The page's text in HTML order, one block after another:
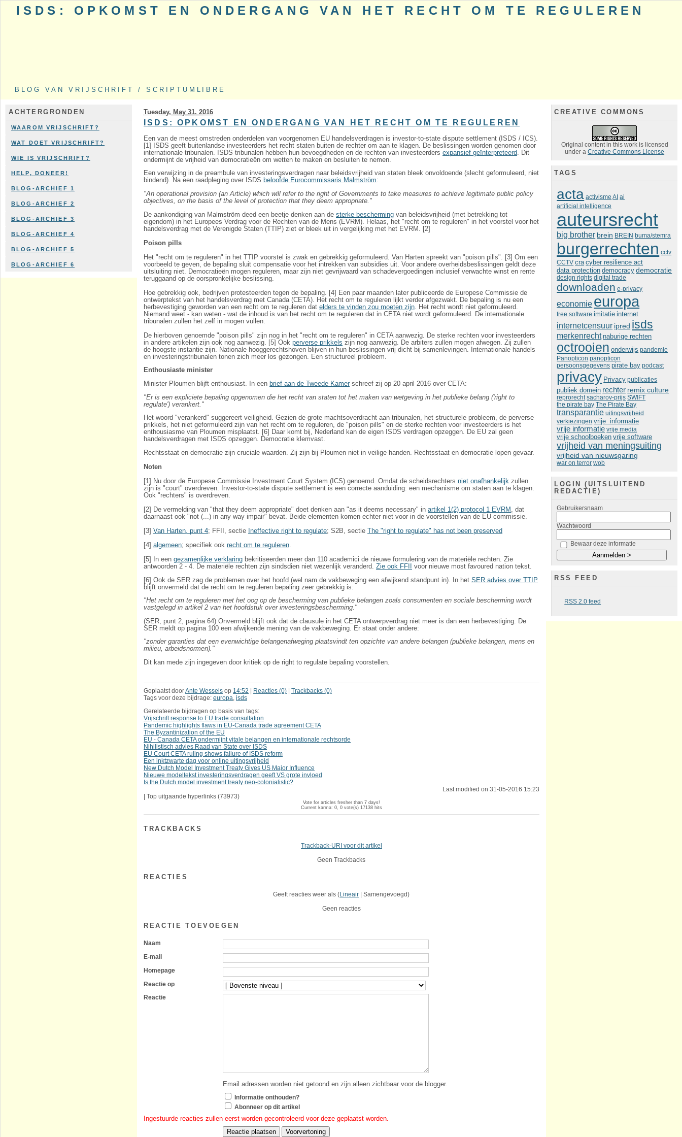
ISDS: OPKOMST EN ONDERGANG VAN HET RECHT OM TE REGULEREN
BLOG VAN VRIJSCHRIFT / SCRIPTUMLIBRE
ACHTERGRONDEN
WAAROM VRIJSCHRIFT?
WAT DOET VRIJSCHRIFT?
WIE IS VRIJSCHRIFT?
HELP, DONEER!
BLOG-ARCHIEF 1
BLOG-ARCHIEF 2
BLOG-ARCHIEF 3
BLOG-ARCHIEF 4
BLOG-ARCHIEF 5
BLOG-ARCHIEF 6
Tuesday, May 31. 2016
ISDS: OPKOMST EN ONDERGANG VAN HET RECHT OM TE REGULEREN
Een van de meest omstreden onderdelen van voorgenomen EU handelsverdragen is investor-to-state dispute settlement (ISDS / ICS).
[1] ISDS geeft buitenlandse investeerders het recht staten buiten de rechter om aan te klagen. De beslissingen worden genomen door
internationale tribunalen. ISDS tribunalen hebben hun bevoegdheden en de rechten van investeerdersexpansief geïnterpreteerd . Dit
ondermijnt de vrijheid van democratieën om wetten te maken en besluiten te nemen.
Een verwijzing in de preambule van investeringsverdragen naar beleidsvrijheid van staten bleek onvoldoende (slecht geformuleerd, niet
bindend). Na een raadpleging over ISDS beloofde Eurocommissaris Malmström:
"An operational provision (an Article) which will refer to the right of Governments to take measures to achieve legitimate public policy
objectives, on the basis of the level of protection that they deem appropriate."
De aankondiging van Malmström deed een beetje denken aan desterke bescherming van beleidsvrijheid (met betrekking tot
eigendom) in het Europees Verdrag voor de Rechten van de Mens (EVRM). Helaas, het "recht om te reguleren" in het voorstel voor het
handelsverdrag met de Verenigde Staten (TTIP) ziet er bleek uit in vergelijking met het EVRM. [2]
Poison pills
Het "recht om te reguleren" in het TTIP voorstel is zwak en gebrekkig geformuleerd. Van Harten spreekt van "poison pills". [3] Om een
voorbeeld te geven, de bepaling sluit compensatie voor het intrekken van subsidies uit. Voor andere overheidsbeslissingen geldt deze
uitsluiting niet. Democratieën mogen reguleren, maar zijn niet gevrijwaard van schadevergoedingen inclusief verwachte winst en rente
teruggaand op de oorspronkelijke beslissing.
Hoe gebrekkig ook, bedrijven protesteerden tegen de bepaling. [4] Een paar maanden later publiceerde de Europese Commissie de
ontwerptekst van het handelsverdrag met Canada (CETA). Het recht om te reguleren lijkt verder afgezwakt. De bepaling is nu een
herbevestiging geworden van een recht om te reguleren datelders te vinden zou moeten zijn . Het recht wordt niet geformuleerd.
Niemand weet - kan weten - wat de inhoud is van het recht om te reguleren dat in CETA niet wordt geformuleerd. De internationale
tribunalen zullen het zelf in mogen vullen.
De hierboven genoemde "poison pills" zijn nog in het "recht om te reguleren" in CETA aanwezig. De sterke rechten voor investeerders
in andere artikelen zijn ook nog aanwezig. [5] Ookperverse prikkels zijn nog aanwezig. De arbiters zullen mogen afwegen. Zij zullen
de hoogste instantie zijn. Nationale hooggerechtshoven blijven in hun beslissingen vrij dicht bij samenlevingen. Internationale handels
en investeringstribunalen tonen zich meer los gezongen. Een structureel probleem.
Enthousiaste minister
Minister Ploumen blijft enthousiast. In een brief aan de Tweede Kamer schreef zij op 20 april 2016 over CETA:
"Er is een expliciete bepaling opgenomen die het recht van staten tot het maken van wetgeving in het publieke belang ('right to
regulate') verankert."
Het woord "verankerd" suggereert veiligheid. Gezien de grote machtsoverdracht aan tribunalen, het structurele probleem, de perverse
prikkels, het niet geformuleerd zijn van het recht om te reguleren, de "poison pills" en de sterke rechten voor investeerders is het
enthousiasme van Ploumen misplaatst. [6] Daar komt bij, Nederland kan de eigen ISDS verdragen opzeggen. De EU zal geen
handelsverdragen met ISDS opzeggen. Democratie klemvast.
Rechtsstaat en democratie zijn cruciale waarden. Zij zijn bij Ploumen niet in veilige handen. Rechtsstaat en democratie lopen gevaar.
Noten
[1] Nu door de Europese Commissie Investment Court System (ICS) genoemd. Omdat de scheidsrechtersniet onafhankelijk zullen
zijn is "court" overdreven. Investor-to-state dispute settlement is een correcte aanduiding: een mechanisme om staten aan te klagen.
Ook "rechters" is overdreven.
[2] De vermelding van "that they deem appropriate" doet denken aan "as it deems necessary" inartikel 1(2) protocol 1 EVRM , dat
daarnaast ook "not (...) in any way impair" bevat. Beide elementen komen echter niet voor in de voorstellen van de EU commissie.
[3]Van Harten, punt 4; FFII, sectie Ineffective right to regulate; S2B, sectieThe "right to regulate" has not been preserved
[4]algemeen; specifiek ookrecht om te reguleren.
[5] In eengezamenlijke verklaring bekritiseerden meer dan 110 academici de nieuwe formulering van de materiële rechten. Zie
antwoorden 2 - 4. De materiële rechten zijn sindsdien niet wezenlijk veranderd.Zie ook FFII
voor nieuwe most favoured nation tekst.
[6] Ook de SER zag de problemen over het hoofd (wel nam de vakbeweging een afwijkend standpunt in). In hetSER advies over TTIP
blijft onvermeld dat de recht om te reguleren bepaling zeer gebrekkig is:
"Het recht om te reguleren met het oog op de bescherming van publieke belangen zoals consumenten en sociale bescherming wordt
vastgelegd in artikel 2 van het hoofdstuk over investeringsbescherming."
(SER, punt 2, pagina 64) Onvermeld blijft ook dat de clausule in het CETA ontwerpverdrag niet meer is dan een herbevestiging. De
SER meldt op pagina 100 een afwijkende mening van de vakbeweging. Er staat onder andere:
"zonder garanties dat een evenwichtige belangenafweging plaatsvindt ten opzichte van andere belangen (publieke belangen, mens en
milieu, arbeidsnormen)."
Dit kan mede zijn ingegeven door kritiek op de right to regulate bepaling voorstellen.
Geplaatst doorAnte Wessels op 14:52 | Reacties (0) |Trackbacks (0)
Tags voor deze bijdrage:europa ,isds
Gerelateerde bijdragen op basis van tags:
Vrijschrift response to EU trade consultation
Pandemic highlights flaws in EU-Canada trade agreement CETA
The Byzantinization of the EU
EU - Canada CETA ondermijnt vitale belangen en internationale rechtsorde
Nihilistisch advies Raad van State over ISDS
EU Court CETA ruling shows failure of ISDS reform
Een inktzwarte dag voor online uitingsvrijheid
New Dutch Model Investment Treaty Gives US Major Influence
Nieuwe modeltekst investeringsverdragen geeft VS grote invloed
Is the Dutch model investment treaty neo-colonialistic?
Last modified on 31-05-2016 15:23
| Top uitgaande hyperlinks (73973)
Vote for articles fresher than 7 days!
Current karma: 0, 0 vote(s)17138 hits
TRACKBACKS
Trackback-URI voor dit artikel
Geen Trackbacks
REACTIES
Geeft reacties weer als (Lineair | Samengevoegd)
Geen reacties
REACTIE TOEVOEGEN
Naam
E-mail
Homepage
Reactie op
Reactie
Email adressen worden niet getoond en zijn alleen zichtbaar voor de blogger.
Informatie onthouden?
Abonneer op dit artikel
Ingestuurde reacties zullen eerst worden gecontroleerd voor deze geplaatst worden.
CREATIVE COMMONS
Original content in this work is licensed
under aCreative Commons License
TAGS
acta activisme AI ai
artificial intelligence
auteursrecht
big brother brein BREIN buma/stemra
burgerrechten cctv
CCTV cra cyber resilience act
data protection democracy democratie
design rights digital trade
downloaden e-privacy
economie europa
free software imitatie internet
internetcensuur ipred isds
merkenrecht naburige rechten
octrooien onderwijs pandemie
Panopticon panopticon
persoonsgegevens pirate bay podcast
privacy Privacy publicaties
publiek domein rechter remix culture
reprorecht sacharov-prijs SWIFT
the pirate bay The Pirate Bay
transparantie uitingsvrijheid
verkiezingen vrije informatie
vrije informatie vrije media
vrije schoolboeken vrije software
vrijheid van meningsuiting
vrijheid van nieuwsgaring
war on terror wob
LOGIN (UITSLUITEND
REDACTIE)
Gebruikersnaam
Wachtwoord
Bewaar deze informatie
RSS FEED
RSS 2.0 feed